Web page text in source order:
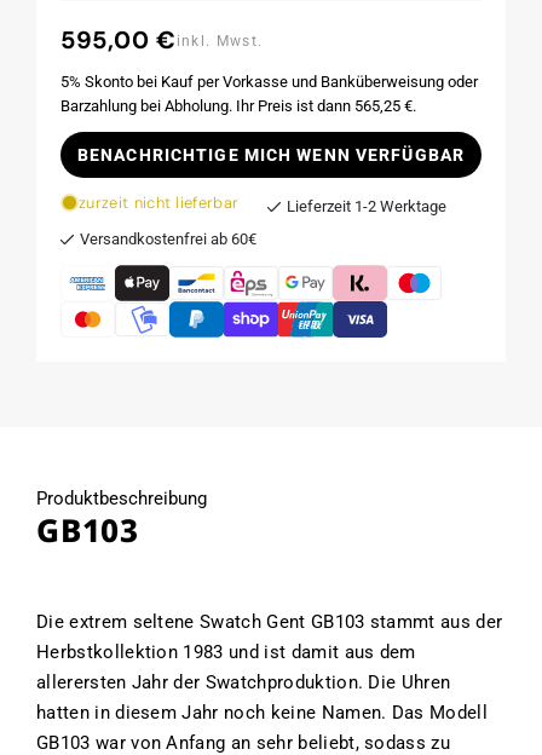
Normaler
595,00 € inkl. Mwst.
5% Skonto bei Kauf per Vorkasse und Banküberweisung oder
Barzahlung bei Abholung. Ihr Preis ist dann 565,25 €.
BENACHRICHTIGE MICH WENN VERFÜGBAR
zurzeit nicht lieferbar
Lieferzeit 1-2 Werktage
Versandkostenfrei ab 60€
Produktbeschreibung
GB103
Die extrem seltene Swatch Gent GB103 stammt aus der
Herbstkollektion 1983 und ist damit aus dem
allerersten Jahr der Swatchproduktion. Die Uhren
hatten in diesem Jahr noch keine Namen. Das Modell
GB103 war von Anfang an sehr beliebt, sodass zu